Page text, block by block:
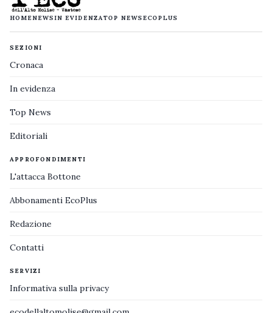
HOMENEWS IN EVIDENZATOP NEWS ECOPLUS
SEZIONI
Cronaca
In evidenza
Top News
Editoriali
APPROFONDIMENTI
L'attacca Bottone
Abbonamenti EcoPlus
Redazione
Contatti
SERVIZI
Informativa sulla privacy